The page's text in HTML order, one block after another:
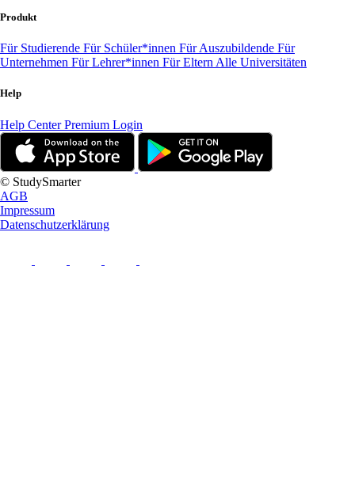
Produkt
Für Studierende Für Schüler*innen Für Auszubildende Für
Unternehmen Für Lehrer*innen Für Eltern Alle Universitäten
Help
Help CenterPremium Login
© StudySmarter
AGB
Impressum
Datenschutzerklärung